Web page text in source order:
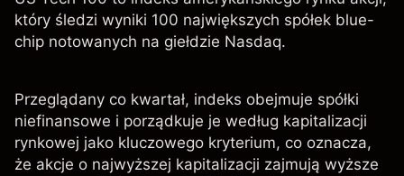
który śledzi wyniki 100 największych spółek blue-
chip notowanych na giełdzie Nasdaq.
Przeglądany co kwartał, indeks obejmuje spółki
niefinansowe i porządkuje je według kapitalizacji
rynkowej jako kluczowego kryterium, co oznacza,
że akcje o najwyższej kapitalizacji zajmują wyższe